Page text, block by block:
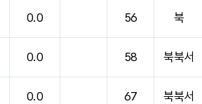
0.0 56 북
0.0 58 북북서
0.0 67 북북서